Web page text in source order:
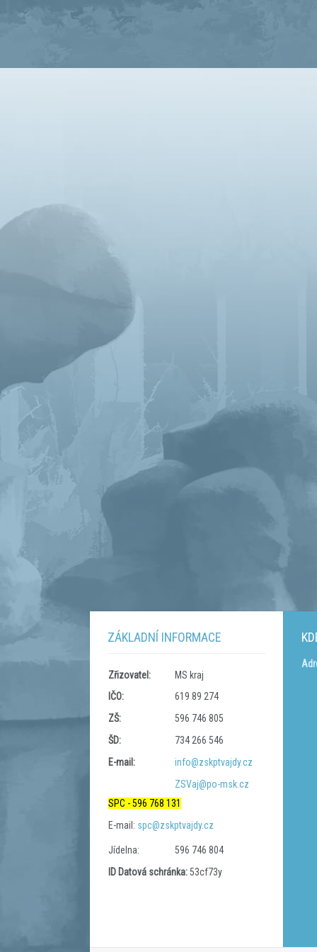
ZÁKLADNÍ INFORMACE
Zřizovatel:
MS kraj
IČO:
619 89 274
ZŠ:
596 746 805
ŠD:
734 266 546
E-mail:
info@zskptvajdy.cz
ZSVaj@po-msk.cz
SPC - 596 768 131
E-mail: spc@zskptvajdy.cz
Jídelna:
596 746 804
ID Datová schránka:53cf73y